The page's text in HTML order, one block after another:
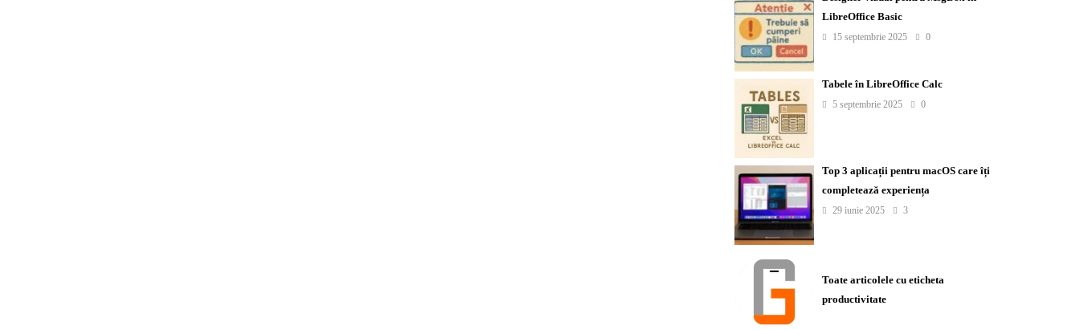
LibreOffice Basic
15 septembrie 2025 0
Tabele în LibreOffice Calc
5 septembrie 2025 0
Top 3 aplicații pentru macOS care îți
completează experiența
29 iunie 2025 3
Toate articolele cu eticheta
productivitate